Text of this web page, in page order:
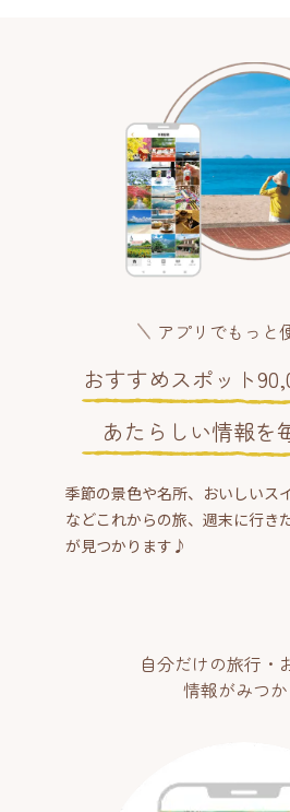
アプリでもっと
おすすめスポット
あたらしい情報を
季節の景色や名所、おいしいス
などこれからの旅、週末に行き
が見つかります♪
自分だけの旅行・
情報がみつか